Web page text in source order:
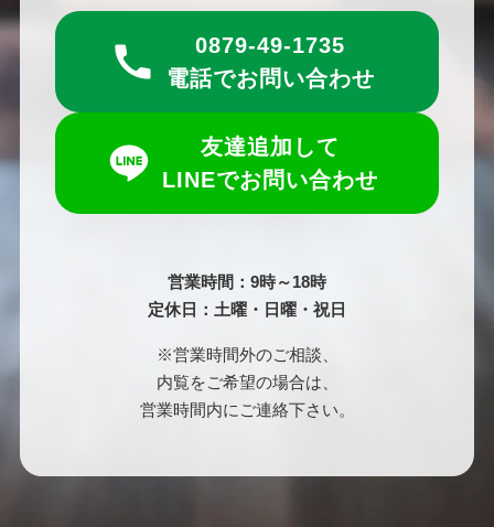
0879-49-1735
電話でお問い合わせ
友達追加して
LINEでお問い合わせ
営業時間：9時～18時
定休日：土曜・日曜・祝日
※営業時間外のご相談、
内覧をご希望の場合は、
営業時間内にご連絡下さい。